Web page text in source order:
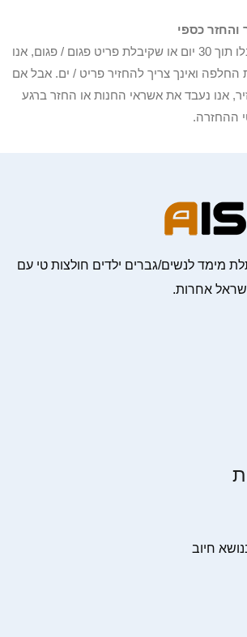
הפריטים שלך לא קיבלו תוך 30 יום או שקיבלת פריט פגום / פגום, אנו
החלפה ואינך צריך להחזיר פריט / ים. אבל אם
אנו נעבד את אשראי החנות או החזר ברגע
ההחזרה.
מימד לנשים/גברים ילדים חולצות טי עם
אחרות.
חיוב